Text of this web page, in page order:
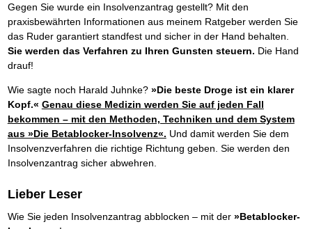
Gegen Sie wurde ein Insolvenzantrag gestellt? Mit den
praxisbewährten Informationen aus meinem Ratgeber werden Sie
das Ruder garantiert standfest und sicher in der Hand behalten.
Sie werden das Verfahren zu Ihren Gunsten steuern. Die Hand
drauf!
Wie sagte noch Harald Juhnke? »Die beste Droge ist ein klarer
Kopf.« Genau diese Medizin werden Sie auf jeden Fall
bekommen – mit den Methoden, Techniken und dem System
aus »Die Betablocker-Insolvenz«. Und damit werden Sie dem
Insolvenzverfahren die richtige Richtung geben. Sie werden den
Insolvenzantrag sicher abwehren.
Lieber Leser
Wie Sie jeden Insolvenzantrag abblocken – mit der »Betablocker-